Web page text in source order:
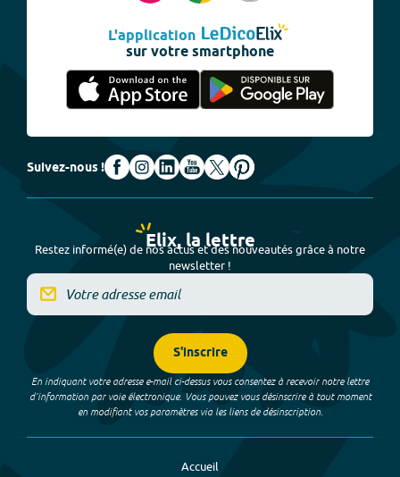
L'application
sur votre smartphone
Suivez-nous !
Elix, la lettre
Restez informé(e) de nos actus et des nouveautés grâce à notre
newsletter !
S'inscrire
En indiquant votre adresse e-mail ci-dessus vous consentez à recevoir notre lettre
d’information par voie électronique. Vous pouvez vous désinscrire à tout moment
en modifiant vos paramètres via les liens de désinscription.
Accueil